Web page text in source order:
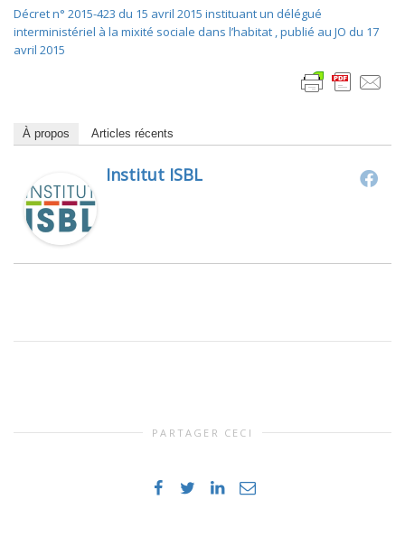
Décret n° 2015-423 du 15 avril 2015 instituant un délégué
interministériel à la mixité sociale dans l’habitat , publié au JO du 17
avril 2015
À propos Articles récents
Institut ISBL
PARTAGER CECI